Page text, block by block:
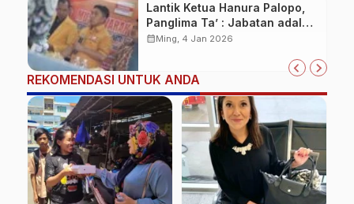
Lantik Ketua Hanura Palopo,
Panglima Ta’ : Jabatan adalah
amanah siap dipertanggung
calendar_monthMing, 4 Jan 2026
REKOMENDASI UNTUK ANDA